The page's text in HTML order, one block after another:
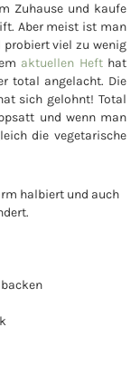
Zuhause und kaufe
Aber meist ist man
viel zu wenig
aktuellen Heft hat
total angelacht. Die
sich gelohnt! Total
und wenn man
die vegetarische
halbiert und auch